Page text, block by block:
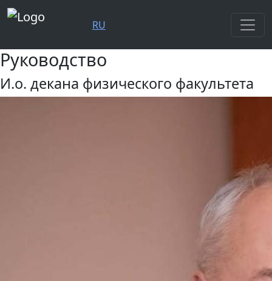
RU
Руководство
И.о. декана физического факультета